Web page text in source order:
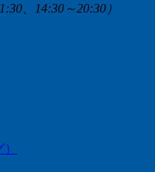
、14:30～20:30）